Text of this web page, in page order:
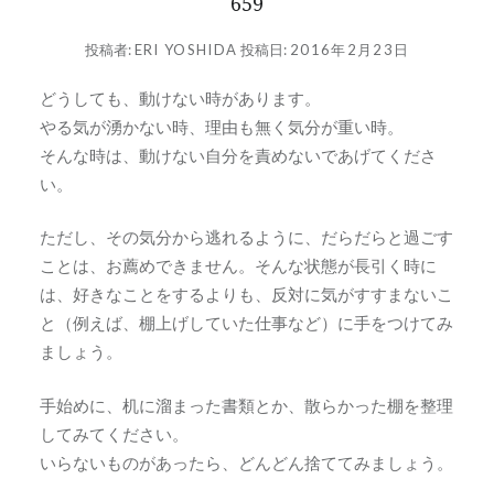
投稿者:ERI YOSHIDA 投稿日: 2016年2月23日
どうしても、動けない時があります。
やる気が湧かない時、理由も無く気分が重い時。
そんな時は、動けない自分を責めないであげてくださ
い。
ただし、その気分から逃れるように、だらだらと過ごす
ことは、お薦めできません。そんな状態が長引く時に
は、好きなことをするよりも、反対に気がすすまないこ
と（例えば、棚上げしていた仕事など）に手をつけてみ
ましょう。
手始めに、机に溜まった書類とか、散らかった棚を整理
してみてください。
いらないものがあったら、どんどん捨ててみましょう。